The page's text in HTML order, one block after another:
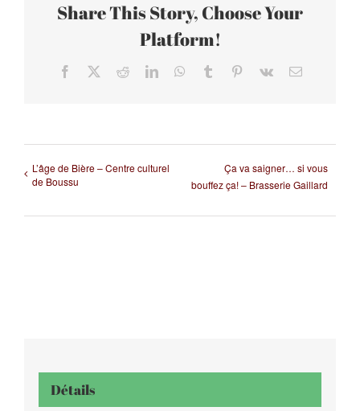
Share This Story, Choose Your
Platform!
Facebook RedditLinkedInWhatsApp
Tumblr Pinterest
Vk Email
L’âge de Bière – Centre culturel
de Boussu
Ça va saigner… si vous
bouffez ça! – Brasserie Gaillard
Détails